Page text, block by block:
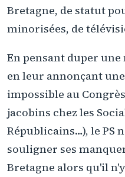
Bretagne, de statut
minorisées, de
En pensant duper
en leur annonçant
impossible au
jacobins chez les
Républicains…), le PS
souligner ses
Bretagne alors qu'il